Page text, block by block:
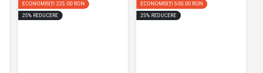
ECONOMISIȚI 225.00 RON
25% REDUCERE
ECONOMISIȚI 500.00 RON
25% REDUCERE